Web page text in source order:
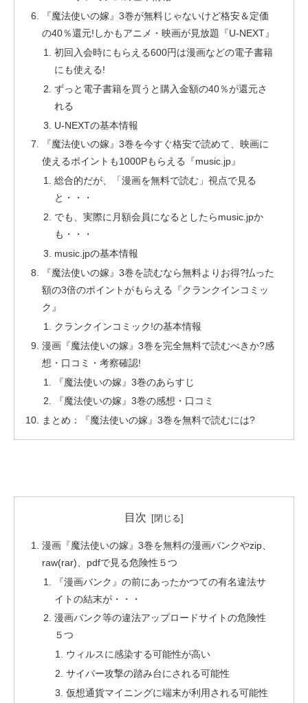
『魔法使いの嫁』3巻が無料じゃないけど格安＆定価
の40％還元!しかもアニメ・映画が見放題『U-NEXT』
初回入会時にもらえる600円は漫画などの電子書籍
にも使える!
ずっと電子書籍を買うと購入金額の40％が還元さ
れる
U-NEXTの基本情報
『魔法使いの嫁』3巻を今すぐ格安で読めて、映画に
使えるポイントも1000Pもらえる『music.jp』
総合的だが、「漫画を無料で読む」視点で見る
と・・・
でも、実際に月額会員になるとしたらmusic.jpか
も・・・
music.jpの基本情報
『魔法使いの嫁』3巻を読むなら無料よりお得?払った
額の3倍のポイントがもらえる『クランクインコミッ
ク』
クランクインコミック!の基本情報
漫画『魔法使いの嫁』3巻を完全無料で読むべきか?感
想・口コミ・考察確認!
『魔法使いの嫁』3巻のあらすじ
『魔法使いの嫁』3巻の感想・口コミ
まとめ：『魔法使いの嫁』3巻を無料で読むには?
目次
漫画『魔法使いの嫁』3巻を無料の漫画バンクやzip、
raw(rar)、pdfで見る危険性５つ
『漫画バンク』の前にあったかつての有名違法サ
イトの結末が・・・
漫画バンク等の違法アップロードサイトの危険性
５つ
ウィルスに感染する可能性が高い
サイバー攻撃の踏み台にされる可能性
仮想通貨マイニングに端末が利用される可能性